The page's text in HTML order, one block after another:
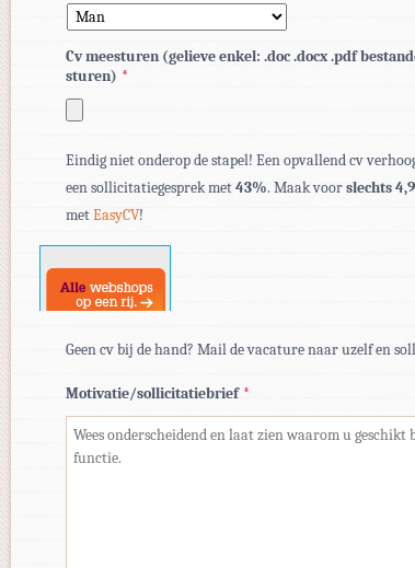
Cv meesturen (gelieve enkel: .doc .docx .pdf
sturen) *
pdf,
doc,
Eindig niet onderop de stapel! Een opvallend cv
een sollicitatiegesprek met43%. Maak voorslechts
metEasyCV!
Geen cv bij de hand? Mail de vacature naar uzelf en
Motivatie/sollicitatiebrief *